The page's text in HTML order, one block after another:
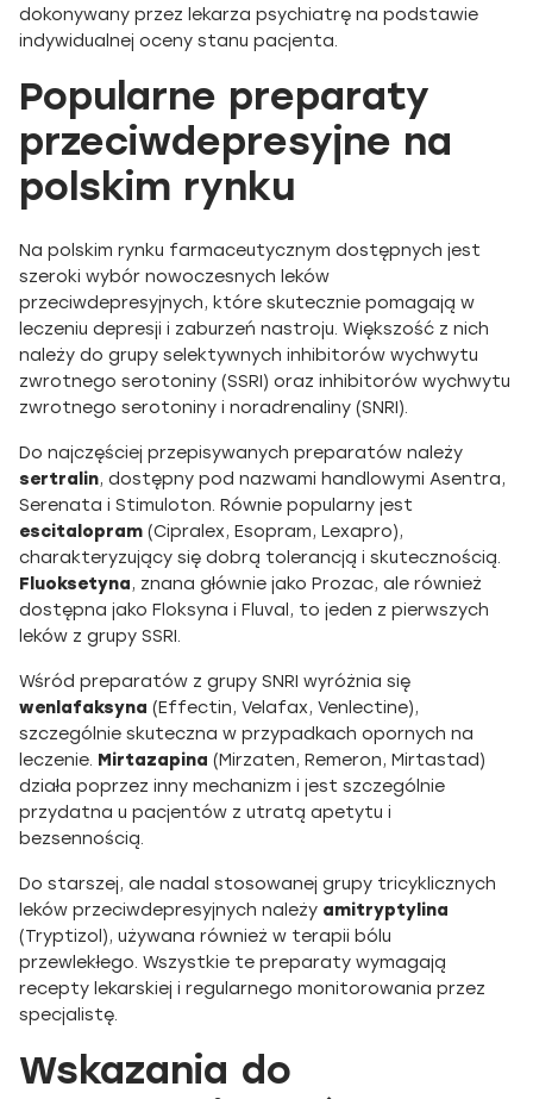
dokonywany przez lekarza psychiatrę na podstawie
indywidualnej oceny stanu pacjenta.
Popularne preparaty
przeciwdepresyjne na
polskim rynku
Na polskim rynku farmaceutycznym dostępnych jest
szeroki wybór nowoczesnych leków
przeciwdepresyjnych, które skutecznie pomagają w
leczeniu depresji i zaburzeń nastroju. Większość z nich
należy do grupy selektywnych inhibitorów wychwytu
zwrotnego serotoniny (SSRI) oraz inhibitorów wychwytu
zwrotnego serotoniny i noradrenaliny (SNRI).
Do najczęściej przepisywanych preparatów należy
sertralin, dostępny pod nazwami handlowymi Asentra,
Serenata i Stimuloton. Równie popularny jest
escitalopram (Cipralex, Esopram, Lexapro),
charakteryzujący się dobrą tolerancją i skutecznością.
Fluoksetyna, znana głównie jako Prozac, ale również
dostępna jako Floksyna i Fluval, to jeden z pierwszych
leków z grupy SSRI.
Wśród preparatów z grupy SNRI wyróżnia się
wenlafaksyna (Effectin, Velafax, Venlectine),
szczególnie skuteczna w przypadkach opornych na
leczenie. Mirtazapina (Mirzaten, Remeron, Mirtastad)
działa poprzez inny mechanizm i jest szczególnie
przydatna u pacjentów z utratą apetytu i
bezsennością.
Do starszej, ale nadal stosowanej grupy tricyklicznych
leków przeciwdepresyjnych należy amitryptylina
(Tryptizol), używana również w terapii bólu
przewlekłego. Wszystkie te preparaty wymagają
recepty lekarskiej i regularnego monitorowania przez
specjalistę.
Wskazania do